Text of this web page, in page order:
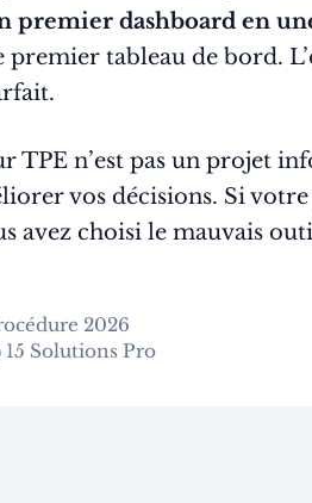
premier dashboard en
tableau de bord.
TPE n’est pas un projet
vos décisions. Si
avez choisi le mauvais
2026
Solutions Pro